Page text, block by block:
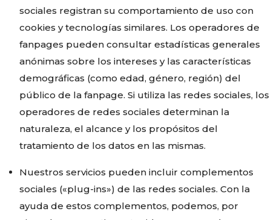
sociales registran su comportamiento de uso con
cookies y tecnologías similares. Los operadores de
fanpages pueden consultar estadísticas generales
anónimas sobre los intereses y las características
demográficas (como edad, género, región) del
público de la fanpage. Si utiliza las redes sociales, los
operadores de redes sociales determinan la
naturaleza, el alcance y los propósitos del
tratamiento de los datos en las mismas.
Nuestros servicios pueden incluir complementos
sociales («plug-ins») de las redes sociales. Con la
ayuda de estos complementos, podemos, por